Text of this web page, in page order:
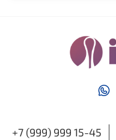
+7 (999) 999 15-45